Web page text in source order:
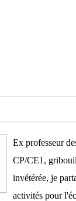
Ex professeur
CP/CE1,
invétérée, je
activités pour